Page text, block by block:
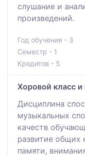
слушание и
произведений.
Год обучения - 3
Семестр - 1
Кредитов - 5
Хоровой класс и
Дисциплина
музыкальных
качеств
развитие общих
памяти,